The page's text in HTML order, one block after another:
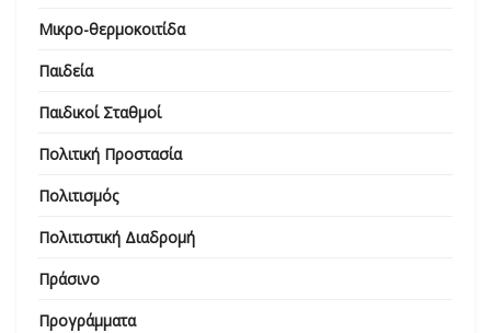
Μικρο-θερμοκοιτίδα
Παιδεία
Παιδικοί Σταθμοί
Πολιτική Προστασία
Πολιτισμός
Πολιτιστική Διαδρομή
Πράσινο
Προγράμματα